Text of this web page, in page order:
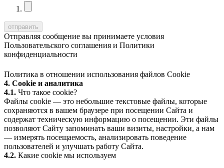
Отправляя сообщение вы принимаете условия
Пользовательского соглашения и Политики
конфиденциальности
Политика в отношении использования файлов Cookie
4. Cookie и аналитика
4.1. Что такое cookie?
Файлы cookie — это небольшие текстовые файлы, которые
сохраняются в вашем браузере при посещении Сайта и
содержат техническую информацию о посещении. Эти файлы
позволяют Сайту запоминать ваши визиты, настройки, а нам
— измерять посещаемость, анализировать поведение
пользователей и улучшать работу Сайта.
4.2. Какие cookie мы используем